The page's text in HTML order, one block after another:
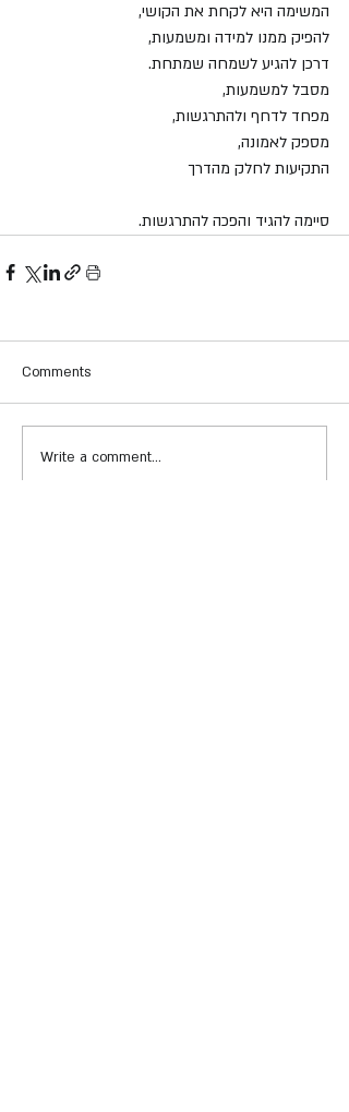
המשימה היא לקחת את הקושי,
להפיק ממנו למידה ומשמעות,
דרכן להגיע לשמחה שמתחת.
מסבל למשמעות,
מפחד לדחף ולהתרגשות,
מספק לאמונה,
התקיעות לחלק מהדרך
סיימה להגיד והפכה להתרגשות.
Comments
Write a comment...